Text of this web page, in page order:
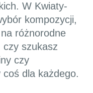
W Kwiaty-
kompozycji,
różnorodne
czy szukasz
czy
dla każdego.